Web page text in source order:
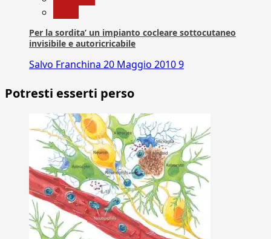
Per la sordita’ un impianto cocleare sottocutaneo
invisibile e autoricricabile
Salvo Franchina 20 Maggio 20109
Potresti esserti perso